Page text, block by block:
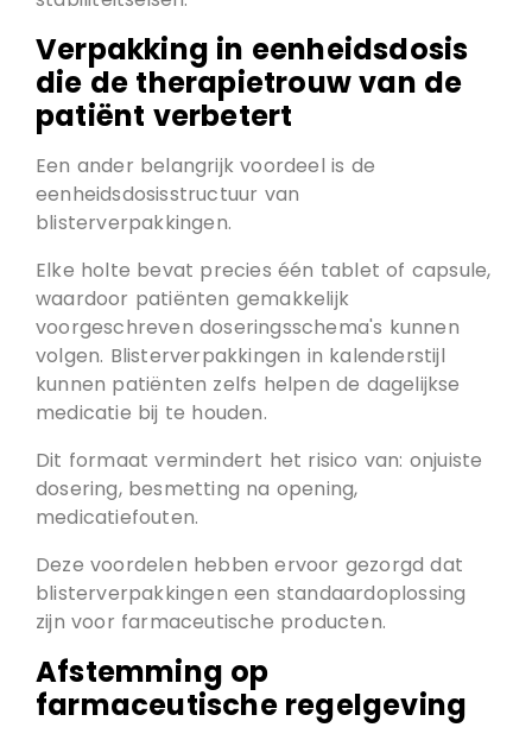
Verpakking in eenheidsdosis
die de therapietrouw van de
patiënt verbetert
Een ander belangrijk voordeel is de
eenheidsdosisstructuur van
blisterverpakkingen.
Elke holte bevat precies één tablet of capsule,
waardoor patiënten gemakkelijk
voorgeschreven doseringsschema's kunnen
volgen. Blisterverpakkingen in kalenderstijl
kunnen patiënten zelfs helpen de dagelijkse
medicatie bij te houden.
Dit formaat vermindert het risico van: onjuiste
dosering, besmetting na opening,
medicatiefouten.
Deze voordelen hebben ervoor gezorgd dat
blisterverpakkingen een standaardoplossing
zijn voor farmaceutische producten.
Afstemming op
farmaceutische regelgeving